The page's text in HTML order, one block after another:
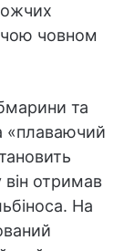
човном
та
«плаваючий
він отримав
На